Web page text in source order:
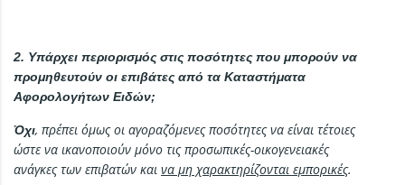
2. Υπάρχει περιορισμός στις ποσότητες που μπορούν να
προμηθευτούν οι επιβάτες από τα Καταστήματα
Αφορολογήτων Ειδών;
Όχι, πρέπει όμως οι αγοραζόμενες ποσότητες να είναι τέτοιες
ώστε να ικανοποιούν μόνο τις προσωπικές-οικογενειακές
ανάγκες των επιβατών και να μη χαρακτηρίζονται εμπορικές.